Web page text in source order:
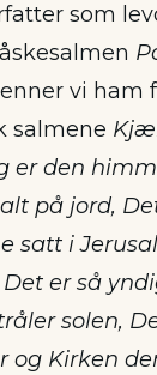
som
vi ham
salmene
er den
på jord,
satt i
er så
solen,
og Kirken